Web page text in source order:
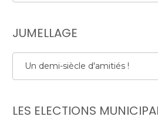
JUMELLAGE
Un demi-siècle d'amitiés !
LES ELECTIONS